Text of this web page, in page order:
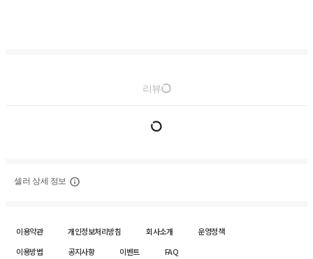
리뷰
셀러 상세 정보
이용약관 개인정보처리방침 회사소개
운영정책
이용방법
공지사항 이벤트 FAQ